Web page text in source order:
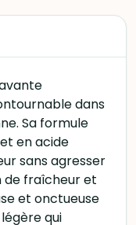
dans
Sa formule
en acide
sans agresser
de fraîcheur et
et onctueuse
qui